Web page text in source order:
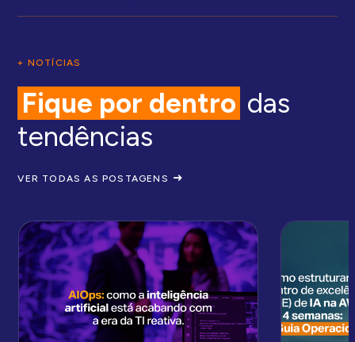
+ NOTÍCIAS
Fique por dentro das
tendências
VER TODAS AS POSTAGENS